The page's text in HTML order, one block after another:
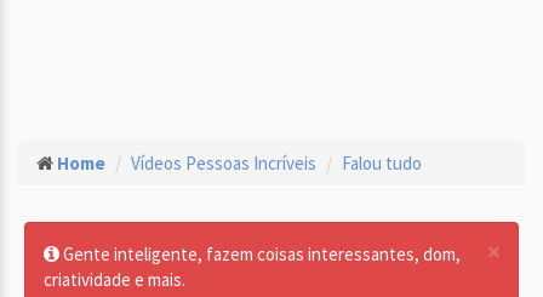
Home Vídeos Pessoas Incríveis Falou tudo
×
Gente inteligente, fazem coisas interessantes, dom,
criatividade e mais.